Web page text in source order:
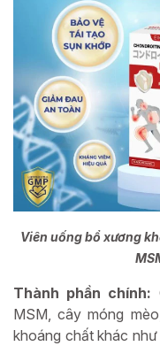
Viên uống bổ xương
Thành phần chính:
MSM, cây móng
khoáng chất khác như